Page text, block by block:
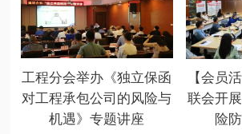
新时代发展大计。
进促稳，先破后立
生产力发展要求
门、高校院所及大
作，促进优惠政策
落地生根，更大限
可控的产业链、
系，积极执行总书
新质生产力的核心
断，为徐工集团高
基础。 未来双方将加强组织领导，以
更高标准、更严要
专家进行了经验分
华廷数智公司段武
模型在煤矿行业的
家沟通交流。 山西省有关部门相关负
责人、各煤炭企事
化、智能化相关同
工程分会举办《独立保函
对工程承包公司的风险与
机遇》专题讲座
【会员
联会开
险